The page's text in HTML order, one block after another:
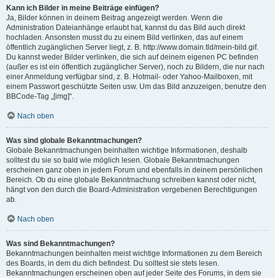
Kann ich Bilder in meine Beiträge einfügen?
Ja, Bilder können in deinem Beitrag angezeigt werden. Wenn die
Administration Dateianhänge erlaubt hat, kannst du das Bild auch direkt
hochladen. Ansonsten musst du zu einem Bild verlinken, das auf einem
öffentlich zugänglichen Server liegt, z. B. http://www.domain.tld/mein-bild.gif.
Du kannst weder Bilder verlinken, die sich auf deinem eigenen PC befinden
(außer es ist ein öffentlich zugänglicher Server), noch zu Bildern, die nur nach
einer Anmeldung verfügbar sind, z. B. Hotmail- oder Yahoo-Mailboxen, mit
einem Passwort geschützte Seiten usw. Um das Bild anzuzeigen, benutze den
BBCode-Tag „[img]“.
Nach oben
Was sind globale Bekanntmachungen?
Globale Bekanntmachungen beinhalten wichtige Informationen, deshalb
solltest du sie so bald wie möglich lesen. Globale Bekanntmachungen
erscheinen ganz oben in jedem Forum und ebenfalls in deinem persönlichen
Bereich. Ob du eine globale Bekanntmachung schreiben kannst oder nicht,
hängt von den durch die Board-Administration vergebenen Berechtigungen
ab.
Nach oben
Was sind Bekanntmachungen?
Bekanntmachungen beinhalten meist wichtige Informationen zu dem Bereich
des Boards, in dem du dich befindest. Du solltest sie stets lesen.
Bekanntmachungen erscheinen oben auf jeder Seite des Forums, in dem sie